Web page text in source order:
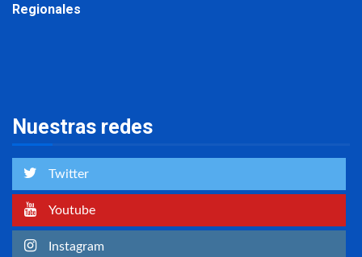
Regionales
Nuestras redes
Twitter
Youtube
Instagram